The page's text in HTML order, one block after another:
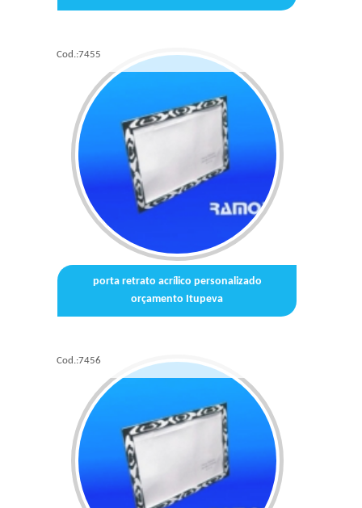
Cod.:7455
porta retrato acrílico personalizado
orçamento Itupeva
Cod.:7456